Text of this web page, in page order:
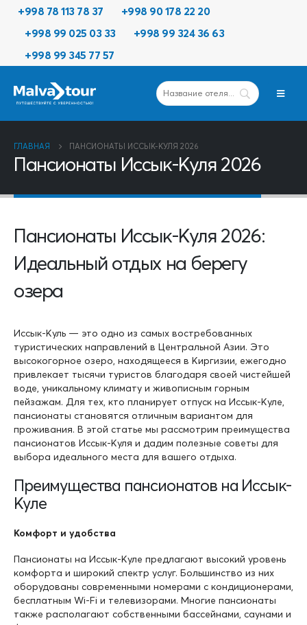
+998 78 113 78 37
+998 90 178 22 20
+998 99 025 03 33
+998 99 324 36 63
+998 99 345 77 57
ГЛАВНАЯ ПАНСИОНАТЫ ИССЫК-КУЛЯ 2026
Пансионаты Иссык-Куля 2026
Пансионаты Иссык-Куля 2026:
Идеальный отдых на берегу
озера
Иссык-Куль — это одно из самых востребованных
туристических направлений в Центральной Азии. Это
высокогорное озеро, находящееся в Киргизии, ежегодно
привлекает тысячи туристов благодаря своей чистейшей
воде, уникальному климату и живописным горным
пейзажам. Для тех, кто планирует отпуск на Иссык-Куле,
пансионаты становятся отличным вариантом для
проживания. В этой статье мы рассмотрим преимущества
пансионатов Иссык-Куля и дадим полезные советы для
выбора идеального места для вашего отдыха.
Преимущества пансионатов на Иссык-
Куле
Комфорт и удобства
Пансионаты на Иссык-Куле предлагают высокий уровень
комфорта и широкий спектр услуг. Большинство из них
оборудованы современными номерами с кондиционерами,
бесплатным Wi-Fi и телевизорами. Многие пансионаты
также располагают собственными бассейнами, саунами и